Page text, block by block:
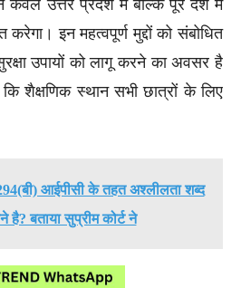
केवल उत्तर प्रदेश में बल्कि पूरे देश में
करेगा। इन महत्वपूर्ण मुद्दों को संबोधित
उपायों को लागू करने का अवसर है
शैक्षणिक स्थान सभी छात्रों के लिए
आईपीसी के तहत अश्लीलता शब्द
है? बताया सुप्रीम कोर्ट ने